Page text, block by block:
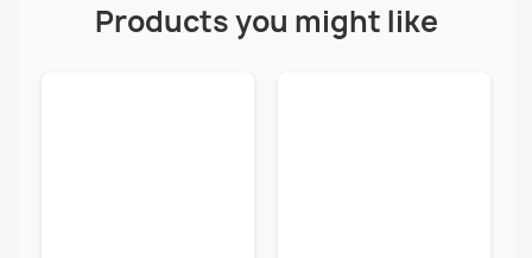
Products you might like